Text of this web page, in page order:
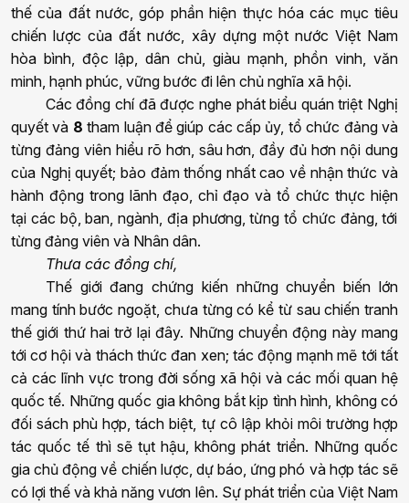
thế của đất nước, góp phần hiện thực hóa các mục tiêu
chiến lược của đất nước, xây dựng một nước Việt Nam
hòa bình, độc lập, dân chủ, giàu mạnh, phồn vinh, văn
minh, hạnh phúc, vững bước đi lên chủ nghĩa xã hội.
Các đồng chí đã được nghe phát biểu quán triệt Nghị
quyết và 8 tham luận để giúp các cấp ủy, tổ chức đảngvà
từng đảng viên hiểu rõ hơn, sâu hơn, đầy đủ hơn nội dung
của Nghị quyết; bảo đảm thống nhất cao về nhận thức và
hành động trong lãnh đạo chỉ đạo và tổ chức thực hiện
tại các bộ,ban, ngành, địa phương, từng tổ chức đảng, tới
từng đảng viên và Nhân dân.
Thưa các đồng chí,
Thế giới đang chứng kiến những chuyển biến lớn
mang tính bước ngoặt, chưa từng cókể từ sau chiến tranh
thế giới thứ hai trở lại đây. Những chuyển động này mang
tớicơ hội và thách thức đan xen; tác động mạnh mẽ tới tất
cả các lĩnh vực trong đời sống xã hội và các mối quan hệ
quốc tế. Những quốc giakhông bắt kịp tìnhhình, không có
đối sách phù hợp,tách biệt, tự cô lập khỏi môi trường hợp
tác quốc tế thì sẽ tụt hậu, không phát triển. Những quốc
gia chủ động về chiến lược , dự báo, ứng phó và hợp tác sẽ
có lợi thế và khả năng vươn lên. Sự phát triển của Việt Nam